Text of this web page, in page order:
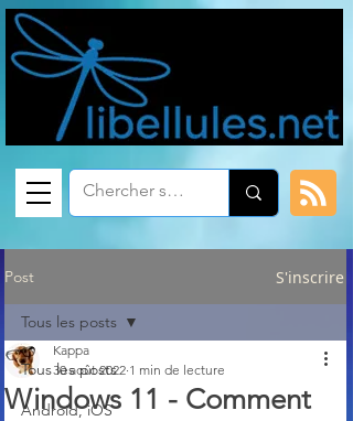
Post S'inscrire
Tous les posts
Android, iOS
Tous les posts
Windows 11 - Comment
Kappa
30 août 2022 1 min de lecture